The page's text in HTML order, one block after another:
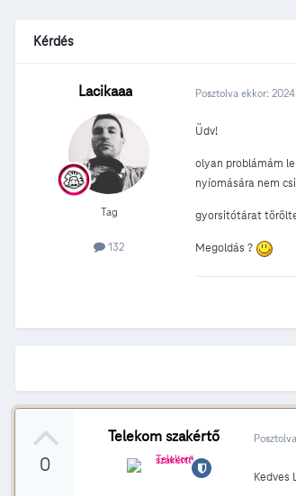
Kérdés
Lacikaaa
Tag
132
Posztolva ekkor:
Üdv!
olyan problámám
nyíomására nem
gyorsitótárat
Megoldás ?
0
Telekom szakértő
Kedves